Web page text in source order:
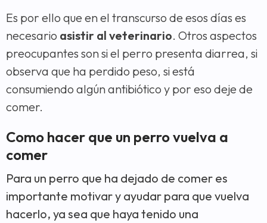
Es por ello que en el transcurso de esos días es
necesario asistir al veterinario. Otros aspectos
preocupantes son si el perro presenta diarrea, si
observa que ha perdido peso, si está
consumiendo algún antibiótico y por eso deje de
comer.
Como hacer que un perro vuelva a
comer
Para un perro que ha dejado de comer es
importante motivar y ayudar para que vuelva
hacerlo, ya sea que haya tenido una